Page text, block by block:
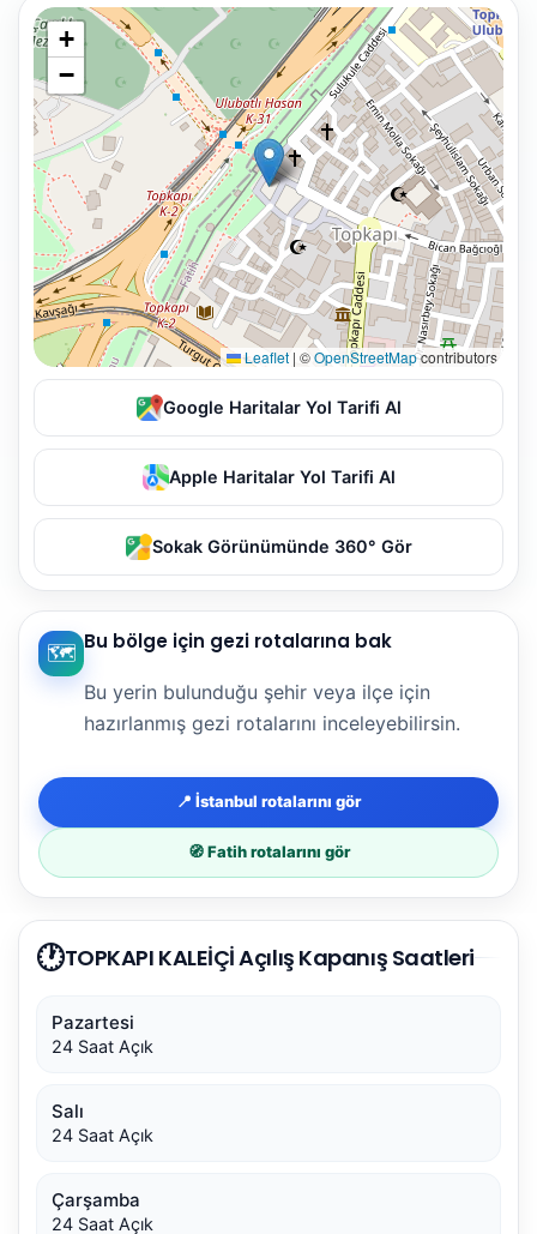
+
−
Leaflet | ©OpenStreetMapcontributors
Google Haritalar Yol Tarifi Al
Apple Haritalar Yol Tarifi Al
Sokak Görünümünde 360° Gör
🗺️ Bu bölge için gezi rotalarına bak
Bu yerin bulunduğu şehir veya ilçe için
hazırlanmış gezi rotalarını inceleyebilirsin.
📍 İstanbul rotalarını gör
🧭 Fatih rotalarını gör
🕐TOPKAPI KALEİÇİ Açılış Kapanış Saatleri
Pazartesi
24 Saat Açık
Salı
24 Saat Açık
Çarşamba
24 Saat Açık